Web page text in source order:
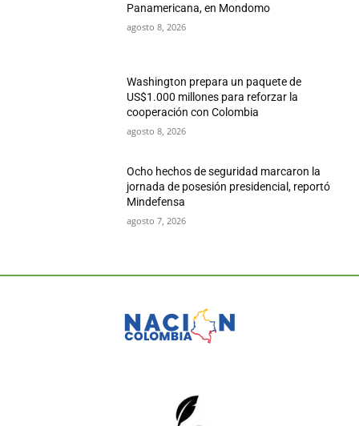
Panamericana, en Mondomo
agosto 8, 2026
Washington prepara un paquete de
US$1.000 millones para reforzar la
cooperación con Colombia
agosto 8, 2026
Ocho hechos de seguridad marcaron la
jornada de posesión presidencial, reportó
Mindefensa
agosto 7, 2026